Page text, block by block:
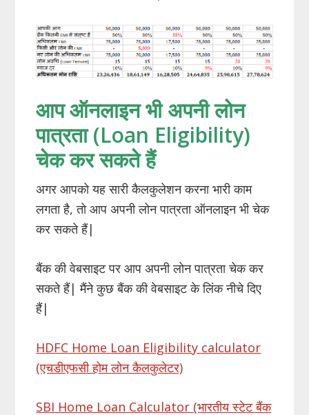
आप ऑनलाइन भी अपनी लोन
पात्रता (Loan Eligibility)
चेक कर सकते हैं
अगर आपको यह सारी कैलकुलेशन करना भारी काम
लगता है, तो आप अपनी लोन पात्रता ऑनलाइन भी चेक
कर सकते हैं|
बैंक की वेबसाइट पर आप अपनी लोन पात्रता चेक कर
सकते हैं| मैंने कुछ बैंक की वेबसाइट के लिंक नीचे दिए
हैं|
HDFC Home Loan Eligibility calculator
(एचडीएफसी होम लोन कैलकुलेटर)
SBI Home Loan Calculator (भारतीय स्टेट बैंक